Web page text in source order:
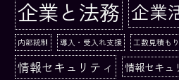
企業と法務 企業
内部統制 導入・受入れ支援 工数見積もり
情報セキュリティ 情報セキュ